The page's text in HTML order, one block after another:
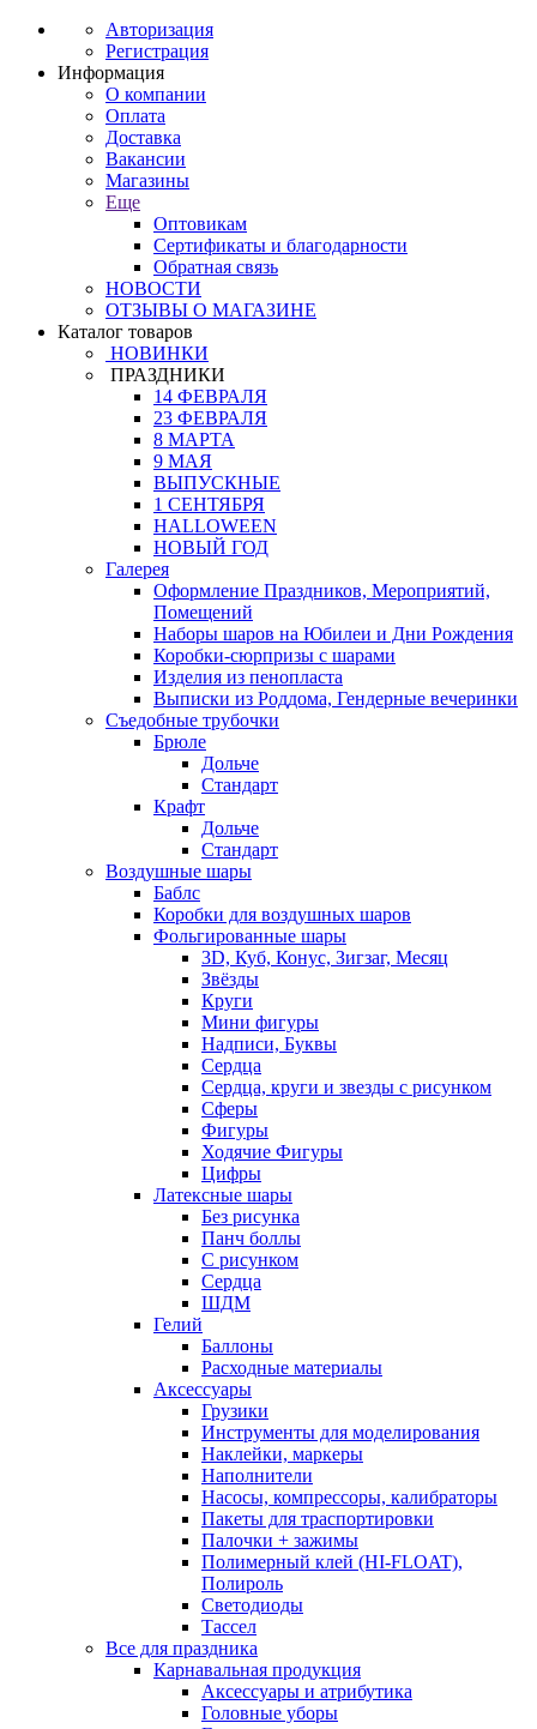
Авторизация
Регистрация
Информация
О компании
Оплата
Доставка
Вакансии
Магазины
Еще
Оптовикам
Сертификаты и благодарности
Обратная связь
НОВОСТИ
ОТЗЫВЫ О МАГАЗИНЕ
Каталог товаров
НОВИНКИ
ПРАЗДНИКИ
14 ФЕВРАЛЯ
23 ФЕВРАЛЯ
8 МАРТА
9 МАЯ
ВЫПУСКНЫЕ
1 СЕНТЯБРЯ
HALLOWEEN
НОВЫЙ ГОД
Галерея
Оформление Праздников, Мероприятий,
Помещений
Наборы шаров на Юбилеи и Дни Рождения
Коробки-сюрпризы с шарами
Изделия из пенопласта
Выписки из Роддома, Гендерные вечеринки
Съедобные трубочки
Брюле
Дольче
Стандарт
Крафт
Дольче
Стандарт
Воздушные шары
Баблс
Коробки для воздушных шаров
Фольгированные шары
3D, Куб, Конус, Зигзаг, Месяц
Звёзды
Круги
Мини фигуры
Надписи, Буквы
Сердца
Сердца, круги и звезды с рисунком
Сферы
Фигуры
Ходячие Фигуры
Цифры
Латексные шары
Без рисунка
Панч боллы
С рисунком
Сердца
ШДМ
Гелий
Баллоны
Расходные материалы
Аксессуары
Грузики
Инструменты для моделирования
Наклейки, маркеры
Наполнители
Насосы, компрессоры, калибраторы
Пакеты для траспортировки
Палочки + зажимы
Полимерный клей (HI-FLOAT),
Полироль
Светодиоды
Тассел
Все для праздника
Карнавальная продукция
Аксессуары и атрибутика
Головные уборы